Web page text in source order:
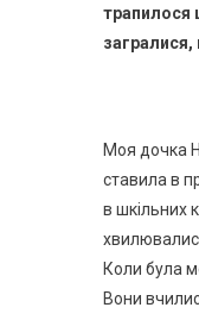
трапилося
загралися,
Моя дочка
ставила в
в шкільних
Коли була
Вони